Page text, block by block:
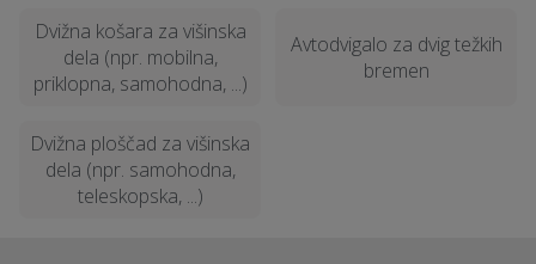
Dvižna košara za višinska
dela (npr. mobilna,
priklopna, samohodna, ...)
Avtodvigalo za dvig težkih
bremen
Dvižna ploščad za višinska
dela (npr. samohodna,
teleskopska, ...)